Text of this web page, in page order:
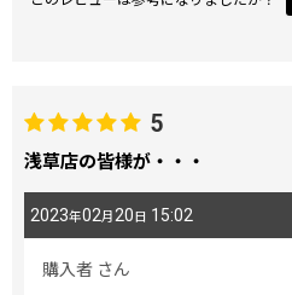
5
浅草店の皆様が・・・
2023年02月 20 日 15:02
購入者 さん